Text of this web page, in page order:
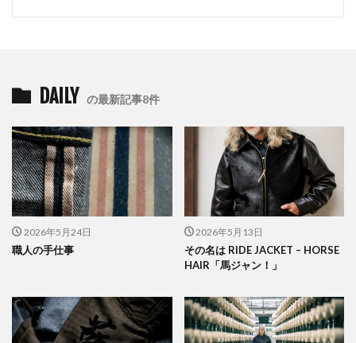
DAILY の最新記事8件
2026年5月24日
職人の手仕事
2026年5月13日
その名は RIDE JACKET – HORSE
HAIR「馬ジャン！」